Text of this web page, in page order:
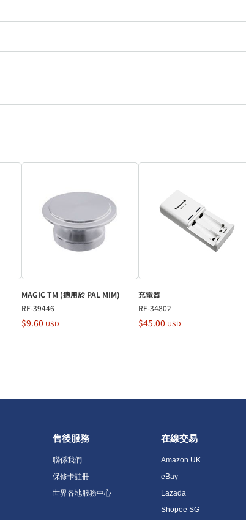
MAGIC TM (適用於 PAL MIM)
RE-39446
$9.60 USD
充電器
RE-34802
$45.00 USD
售後服務
聯係我們
保修卡註冊
世界各地服務中心
在線交易
Amazon UK
eBay
Lazada
Shopee SG